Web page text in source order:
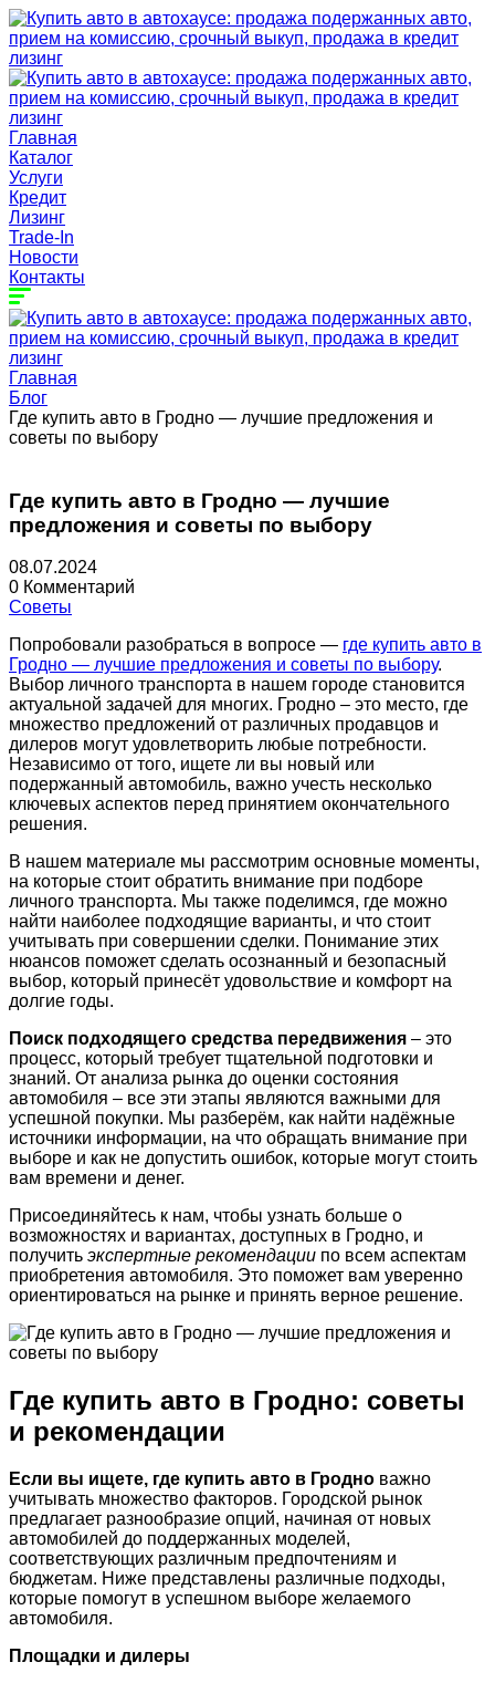
Главная
Каталог
Услуги
Кредит
Лизинг
Trade-In
Новости
Контакты
Главная
Блог
Где купить авто в Гродно — лучшие предложения и
советы по выбору
Где купить авто в Гродно — лучшие
предложения и советы по выбору
08.07.2024
0 Комментарий
Советы
Попробовали разобраться в вопросе — где купить авто в
Гродно — лучшие предложения и советы по выбору.
Выбор личного транспорта в нашем городе становится
актуальной задачей для многих. Гродно – это место, где
множество предложений от различных продавцов и
дилеров могут удовлетворить любые потребности.
Независимо от того, ищете ли вы новый или
подержанный автомобиль, важно учесть несколько
ключевых аспектов перед принятием окончательного
решения.
В нашем материале мы рассмотрим основные моменты,
на которые стоит обратить внимание при подборе
личного транспорта. Мы также поделимся, где можно
найти наиболее подходящие варианты, и что стоит
учитывать при совершении сделки. Понимание этих
нюансов поможет сделать осознанный и безопасный
выбор, который принесёт удовольствие и комфорт на
долгие годы.
Поиск подходящего средства передвижения – это
процесс, который требует тщательной подготовки и
знаний. От анализа рынка до оценки состояния
автомобиля – все эти этапы являются важными для
успешной покупки. Мы разберём, как найти надёжные
источники информации, на что обращать внимание при
выборе и как не допустить ошибок, которые могут стоить
вам времени и денег.
Присоединяйтесь к нам, чтобы узнать больше о
возможностях и вариантах, доступных в Гродно, и
получить экспертные рекомендации по всем аспектам
приобретения автомобиля. Это поможет вам уверенно
ориентироваться на рынке и принять верное решение.
Где купить авто в Гродно: советы
и рекомендации
Если вы ищете, где купить авто в Гродно важно
учитывать множество факторов. Городской рынок
предлагает разнообразие опций, начиная от новых
автомобилей до поддержанных моделей,
соответствующих различным предпочтениям и
бюджетам. Ниже представлены различные подходы,
которые помогут в успешном выборе желаемого
автомобиля.
Площадки и дилеры